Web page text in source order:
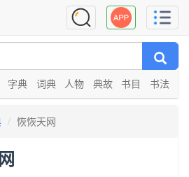
字典 词典 人物 典故 书目 书法
恢恢天网